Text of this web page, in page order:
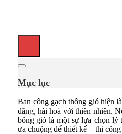
Mục lục
Ban công gạch thông gió hiện
đãng, hài hoà với thiên nhiên.
bông gió là một sự lựa chọn lý
ưa chuộng để thiết kế – thi